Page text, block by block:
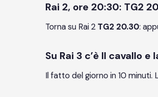
Rai 2, ore 20:30: TG2
Torna su Rai 2 TG2 20.30:
Su Rai 3 c’è Il cavallo
Il fatto del giorno in 10